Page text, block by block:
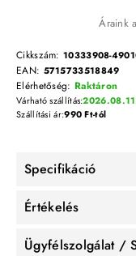
Áraink
Cikkszám: 10333908-
EAN: 5715733518849
Elérhetőség: Raktáron
Várható szállítás:
Szállítási ár:990 Ft-tól
Specifikáció
Értékelés
Ügyfélszolgálat /